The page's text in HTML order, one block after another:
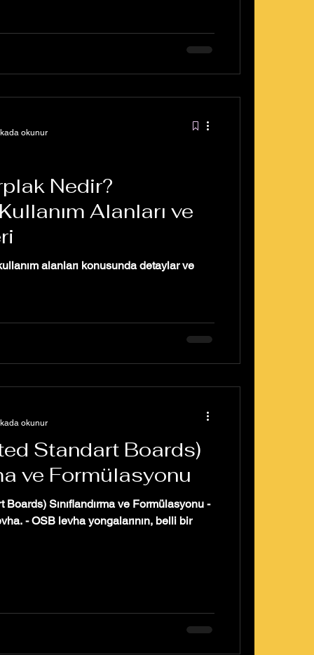
Nedir?
Alanları ve
alanları konusunda detaylar ve
okunur
Standart Boards)
ve Formülasyonu
Sınıflandırma ve Formülasyonu -
- OSB levha yongalarının, belli bir
okunur